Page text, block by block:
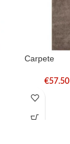
Carpete
€57.50